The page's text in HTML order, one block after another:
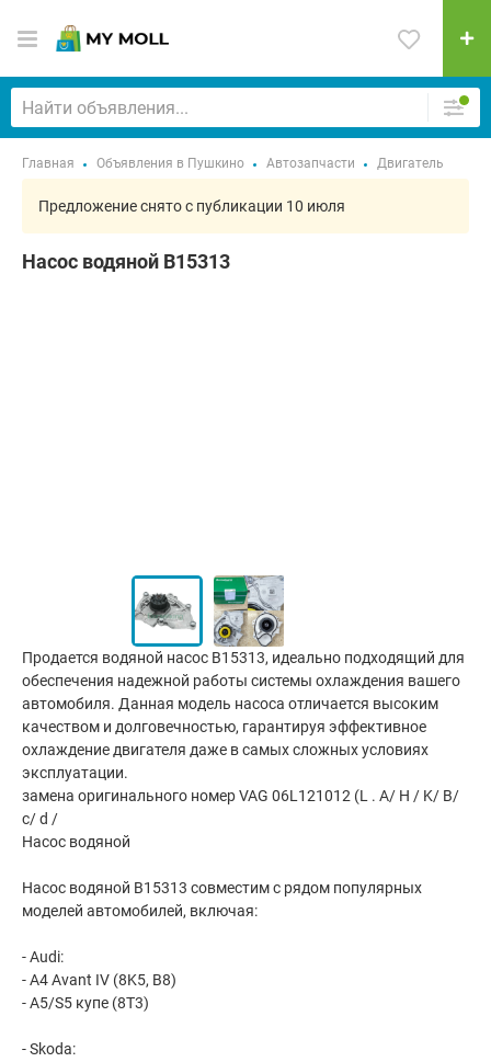
Главная Объявления в Пушкино Автозапчасти Двигатель
Предложение снято с публикации 10 июля
Насос водяной B15313
Продается водяной насос B15313, идеально подходящий для
обеспечения надежной работы системы охлаждения вашего
автомобиля. Данная модель насоса отличается высоким
качеством и долговечностью, гарантируя эффективное
охлаждение двигателя даже в самых сложных условиях
эксплуатации.
замена оригинального номер VAG 06L121012 (L . A/ H / K/ B/
c/ d /
Насос водяной
Насос водяной B15313 совместим с рядом популярных
моделей автомобилей, включая:
- Audi:
- A4 Avant IV (8K5, B8)
- A5/S5 купе (8T3)
- Skoda: